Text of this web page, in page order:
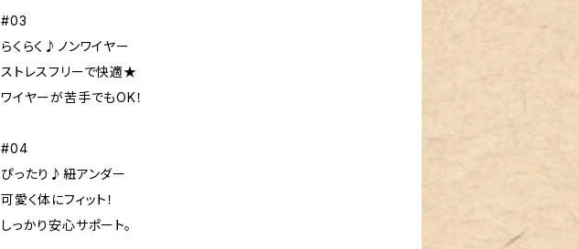
#03
らくらく♪ノンワイヤー
ストレスフリーで快適★
ワイヤーが苦手でもOK！
#04
ぴったり♪紐アンダー
可愛く体にフィット！
しっかり安心サポート。